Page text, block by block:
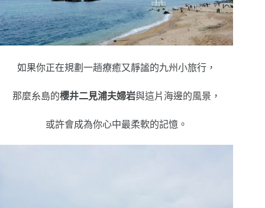
如果你正在規劃一趟療癒又靜謐的九州小旅行，
那麼糸島的櫻井二見浦夫婦岩與這片海邊的風景，
或許會成為你心中最柔軟的記憶。